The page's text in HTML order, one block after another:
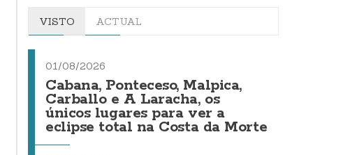
VISTO ACTUAL
01/08/2026
Cabana, Ponteceso, Malpica,
Carballo e A Laracha, os
únicos lugares para ver a
eclipse total na Costa da Morte